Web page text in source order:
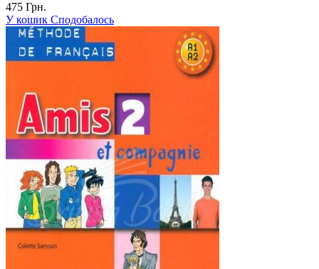
475 Грн.
У кошик Сподобалось